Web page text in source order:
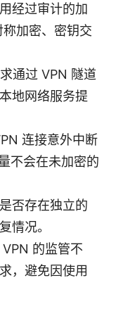
经过审计的加
加密、密钥交
通过 VPN 隧道
地网络服务提
连接意外中断
不会在未加密的
否存在独立的
情况。
的监管不
，避免因使用